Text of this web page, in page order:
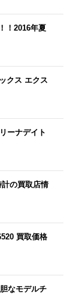
！2016年夏
クス エクス
ーナデイト
の買取店情
買取価格
なモデルチ